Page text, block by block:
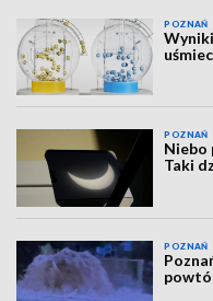
POZNAŃ
POZNAŃ
Niebo
Taki
POZNAŃ